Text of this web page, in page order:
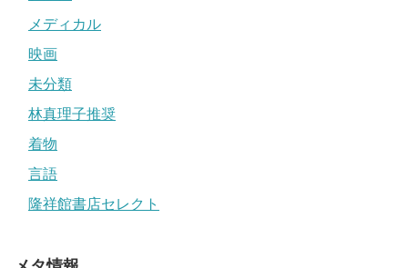
メディカル
映画
未分類
林真理子推奨
着物
言語
隆祥館書店セレクト